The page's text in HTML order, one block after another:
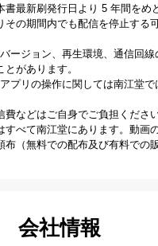
書最新刷発行日より 5 年間をめ
その期間内でも配信を停止する
ージョン、再生環境、通信回
があります。
プリの操作に関しては南江堂
費などはご自身でご負担ください
すべて南江堂にあります。動画
布（無料での配布及び有料での
会社情報